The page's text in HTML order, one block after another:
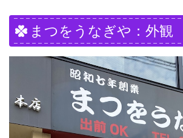
まつをうなぎや：外観